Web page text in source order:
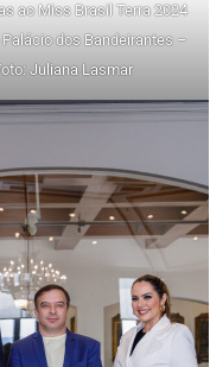
ao Miss Brasil Terra 2024
dos Bandeirantes –
Juliana Lasmar